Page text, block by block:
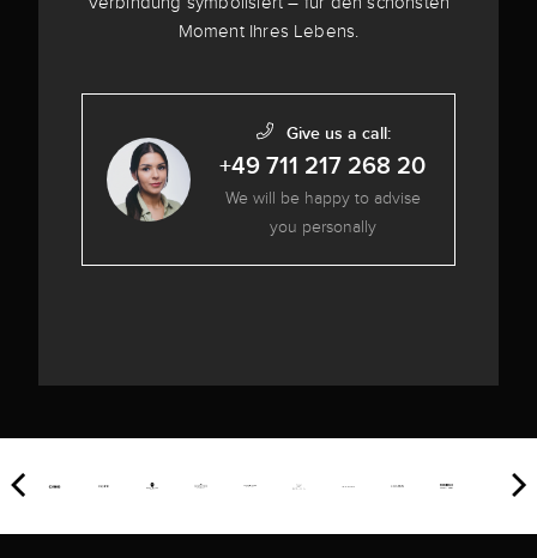
Moment Ihres Lebens.
Give us a call:
+49 711 217 268 20
We will be happy to advise
you personally